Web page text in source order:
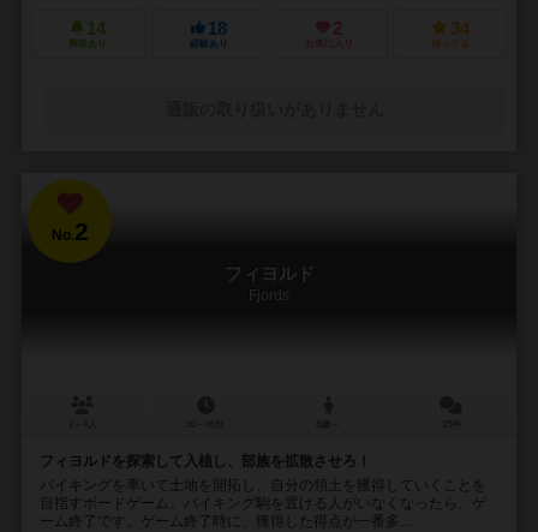
14
興味あり
18
経験あり
2
お気に入り
34
持ってる
No.2
フィヨルド
Fjords
フィヨルドを探索して入植し、部族を拡散させろ！
バイキングを率いて土地を開拓し、自分の領土を獲得していくことを
目指すボードゲーム。バイキング駒を置ける人がいなくなったら、ゲ
ーム終了です。ゲーム終了時に、獲得した得点が一番多...